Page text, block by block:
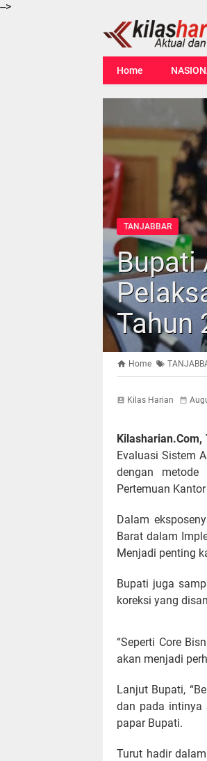
-->
Home
TANJABBAR
Bupati
Tahun
Home
Kilas Harian
Evaluasi Sistem
dengan metode
Pertemuan
Dalam
Barat dalam
Menjadi penting
Bupati juga
koreksi yang
“Seperti Core
akan menjadi
Lanjut Bupati,
dan pada intinya
papar Bupati.
Turut hadir